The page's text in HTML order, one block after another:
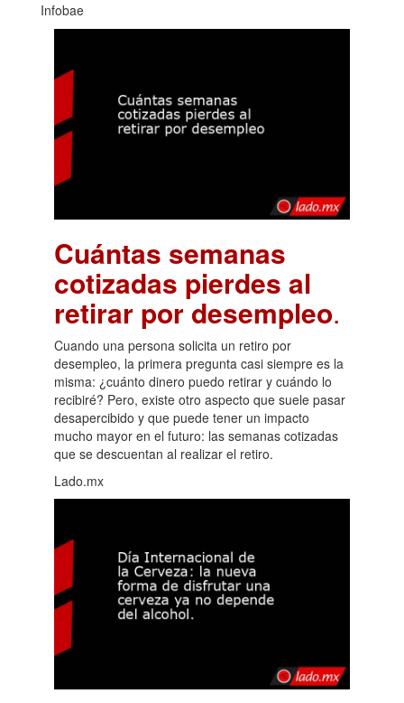
Infobae
Cuántas semanas
cotizadas pierdes al
retirar por desempleo.
Cuando una persona solicita un retiro por
desempleo, la primera pregunta casi siempre es la
misma: ¿cuánto dinero puedo retirar y cuándo lo
recibiré? Pero, existe otro aspecto que suele pasar
desapercibido y que puede tener un impacto
mucho mayor en el futuro: las semanas cotizadas
que se descuentan al realizar el retiro.
Lado.mx